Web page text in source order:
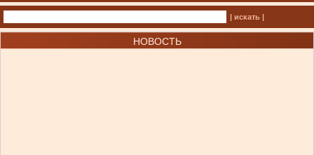
| искать |
НОВОСТЬ